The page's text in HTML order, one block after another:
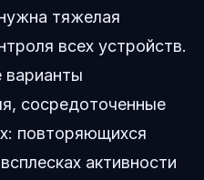
тяжелая
всех устройств.
варианты
сосредоточенные
повторяющихся
активности